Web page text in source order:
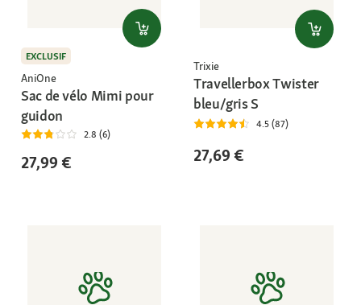
EXCLUSIF
AniOne
Sac de vélo Mimi pour
guidon
2.8 (6)
27,99 €
Trixie
Travellerbox Twister
bleu/gris S
4.5 (87)
27,69 €